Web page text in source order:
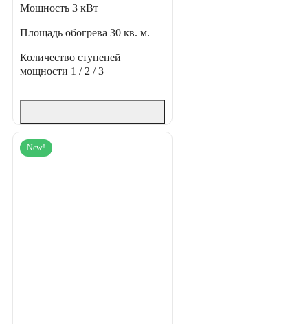
Мощность 3 кВт
Площадь обогрева 30 кв. м.
Количество ступеней
мощности 1 / 2 / 3
New!